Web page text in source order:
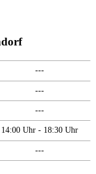
---
---
---
14:00 Uhr - 18:30 Uhr
---